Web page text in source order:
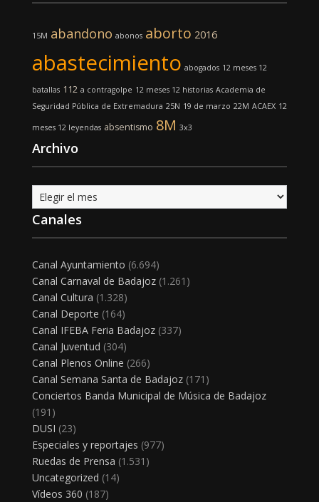
15M abandono abonos aborto 2016
abastecimiento abogados 12 meses 12
batallas 112 a contragolpe 12 meses 12 historias Academia de
Seguridad Pública de Extremadura 25N 19 de marzo 22M ACAEX 12
meses 12 leyendas absentismo 8M 3x3
Archivo
Archivo
Canales
Canal Ayuntamiento (6.694)
Canal Carnaval de Badajoz(1.261)
Canal Cultura (1.328)
Canal Deporte (164)
Canal IFEBA Feria Badajoz(337)
Canal Juventud (304)
Canal Plenos Online (266)
Canal Semana Santa de Badajoz(171)
Conciertos Banda Municipal de Música de Badajoz
(191)
DUSI (23)
Especiales y reportajes (977)
Ruedas de Prensa (1.531)
Uncategorized (14)
Vídeos 360 (187)